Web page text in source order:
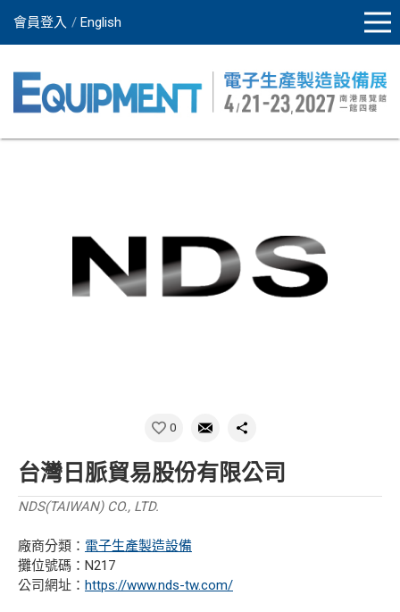
會員登入 English
0
台灣日脈貿易股份有限公司
NDS(TAIWAN) CO., LTD.
廠商分類： 電子生產製造設備
攤位號碼：N217
公司網址： https://www.nds-tw.com/